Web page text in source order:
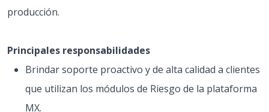
producción.
Principales responsabilidades
Brindar soporte proactivo y de alta calidad a clientes
que utilizan los módulos de Riesgo de la plataforma
MX.